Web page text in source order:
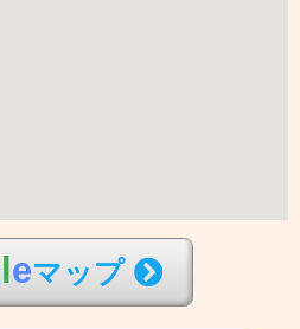
eマップ